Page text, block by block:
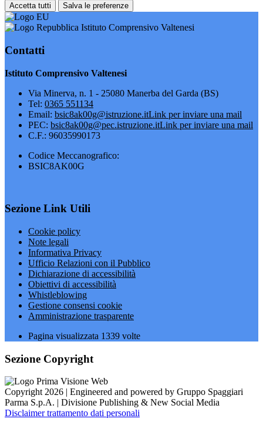
Accetta tutti Salva le preferenze
Istituto Comprensivo Valtenesi
Contatti
Istituto Comprensivo Valtenesi
Via Minerva, n. 1 - 25080 Manerba del Garda (BS)
Tel: 0365 551134
Email: bsic8ak00g@istruzione.itLink per inviare una mail
PEC: bsic8ak00g@pec.istruzione.itLink per inviare una mail
C.F.: 96035990173
Codice Meccanografico:
BSIC8AK00G
Sezione Link Utili
Cookie policy
Note legali
Informativa Privacy
Ufficio Relazioni con il Pubblico
Dichiarazione di accessibilità
Obiettivi di accessibilità
Whistleblowing
Gestione consensi cookie
Amministrazione trasparente
Pagina visualizzata 1339 volte
Sezione Copyright
Copyright 2026 | Engineered and powered by Gruppo Spaggiari
Parma S.p.A. | Divisione Publishing & New Social Media
Disclaimer trattamento dati personali